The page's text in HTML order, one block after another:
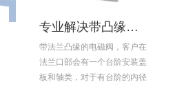
专业解决带凸缘的法兰拉深件r角的问题
带法兰凸缘的电磁阀，客户在
法兰口部会有一个台阶安装盖
板和轴类，对于有台阶的内径